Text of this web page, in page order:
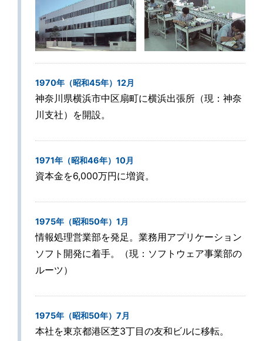
1970年（昭和45年）12月
神奈川県横浜市中区扇町に横浜出張所（現：神奈
川支社）を開設。
1971年（昭和46年）10月
資本金を6,000万円に増資。
1975年（昭和50年）1月
情報処理営業部を発足。業務用アプリケーション
ソフト開発に着手。（現：ソフトウェア事業部の
ルーツ）
1975年（昭和50年）7月
本社を東京都港区芝3丁目の友和ビルに移転。